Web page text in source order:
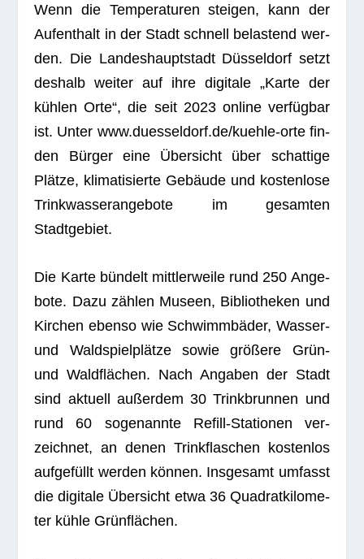
Wenn die Tem­pe­ra­tu­ren stei­gen, kann der
Auf­ent­halt in der Stadt schnell belas­tend wer­
den. Die Lan­des­haupt­stadt Düs­sel­dorf setzt
des­halb wei­ter auf ihre digi­tale „Karte der
küh­len Orte“, die seit 2023 online ver­füg­bar
ist. Unter www.duesseldorf.de/kuehle-ortefin­
den Bür­ger eine Über­sicht über schat­tige
Plätze, kli­ma­ti­sierte Gebäude und kos­ten­lose
Trink­was­ser­an­ge­bote im gesam­ten
Stadtgebiet.
Die Karte bün­delt mitt­ler­weile rund 250 Ange­
bote. Dazu zäh­len Museen, Biblio­the­ken und
Kir­chen ebenso wie Schwimm­bä­der, Was­ser-
und Wald­spiel­plätze sowie grö­ßere Grün-
und Wald­flä­chen. Nach Anga­ben der Stadt
sind aktu­ell außer­dem 30 Trink­brun­nen und
rund 60 soge­nannte Refill-Sta­tio­nen ver­
zeich­net, an denen Trink­fla­schen kos­ten­los
auf­ge­füllt wer­den kön­nen. Ins­ge­samt umfasst
die digi­tale Über­sicht etwa 36 Qua­drat­ki­lo­me­
ter kühle Grünflächen.